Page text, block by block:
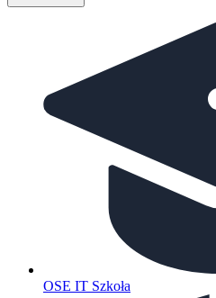
OSE IT Szkoła